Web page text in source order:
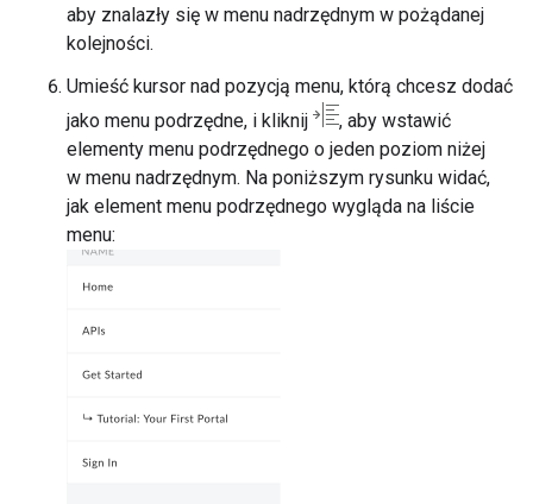
aby znalazły się w menu nadrzędnym w pożądanej
kolejności.
Umieść kursor nad pozycją menu, którą chcesz dodać
jako menu podrzędne, i kliknij
, aby wstawić
elementy menu podrzędnego o jeden poziom niżej
w menu nadrzędnym. Na poniższym rysunku widać,
jak element menu podrzędnego wygląda na liście
menu: